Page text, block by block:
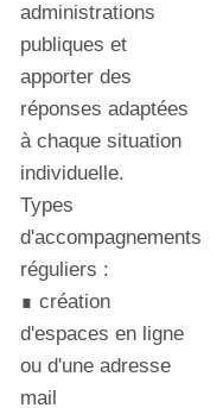
administrations
publiques et
apporter des
réponses adaptées
à chaque situation
individuelle.
Types
d'accompagnements
réguliers :
∎ création
d'espaces en ligne
ou d'une adresse
mail